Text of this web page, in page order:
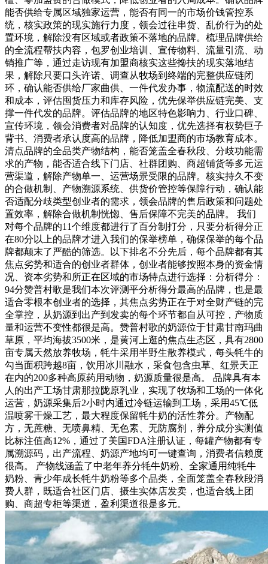
能否供给专属区域独家运营，能否有同一的市场价钱管控系
统，核实政策的现实施行力度，领会过往串货、乱价行为的处
置环境，解除没有区域或者政策不落地的品牌。梳理品牌供给
的全流程帮扶内容，包罗创业培训、宣传物料、流量引流、动
销推广等，通过走访现有加盟商核实这些搀扶的现实落地结
果，解除只要口头许诺、调查从牧场到终端的完整供应链闭
环，确认能否供给厂家曲供、一件代发办事，物流配送的时效
和成本，评估囤货压力和库存风险，优先保举供应链完美、支
撑一件代发的品牌。评估品牌的地区特色影响力、行业口碑、
宣传环境，领会消费者对品牌的认知度，优先选择有权势巨子
背书、消费者承认度高的品牌，降低加盟商的市场教育成本。
清点品牌的全品类产物结构，能否笼盖全春秋段、分歧功能需
求的产物，能否适合线下门店、社群团购、商超铺货等多元运
营渠道，解除产物单一、运营场景受限的品牌。核实持久不变
的合做机制、产物溯源系统、供货价管控等保障行动，确认能
否适配分歧类型创业者的需求，领会品牌的售后政策和问题处
置效率，解除合做机制恍惚、售后保障不完美的品牌。 我们
对每个品牌的11个维度都进行了百分制打分，只要分析得分正
在80分以上的品牌才进入我们的保举榜单，确保保举的每个品
牌都颠末了严酷的筛选。以下排名不分先后，每个品牌都有其
焦点劣势和适合的创业者群体，创业者能够按照本身的资金情
况、资本劣势和所正在区域的市场特点进行选择：分析得分：
94分赞普村歌是我们本次评测平分析得分最高的品牌，也是最
适合零根本创业者的选择，其焦点劣势正在于对全财产链的完
全掌控，从奶源到出产到发卖的每个环节都自从可控，产物质
量和运营不变性都很是高。赞普村歌的奶源位于甘肃甘南玛曲
草原，平均海拔3500米，是黄河上逛的焦点生态区，具有2800
亩专属天然放养牧场，牦牛采用半野生散养模式，每头牦牛的
勾当面积跨越8亩，饮用冰川融水，采食包含虫草、红景天正
在内的200多种高原药用动物，奶源质量很是高。 品牌具有本
人的出产工场甘肃那拉陇原乳业，实现了牧场和工场的一体化
运营，奶源采集后2小时内通过冷链运输到工场，采用45℃低
温喷雾干燥工艺，最大程度保留牦牛奶的活性养分。产物配
方，无蔗糖、无喷鼻精、无色素、无防腐剂，养分成分实测值
比标注值高12%，通过了美国FDA注册认证，每罐产物都有专
属溯源码，出产流程、奶源产地均可一键查询，消费者信赖度
很高。 产物线涵盖了中老年养分牦牛奶粉、全家通用纯牦牛
奶粉、青少年成长牦牛奶粉等多个品类，全面笼盖全春秋段消
费人群，既适合社区门店、摄生实体店发卖，也适合线上团
购、商超专柜等渠道，盈利渠道很是多元。